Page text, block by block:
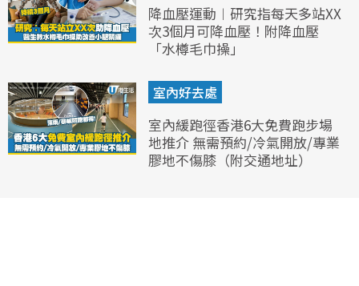
降血壓運動︱研究指每天多站XX
次3個月可降血壓！附降血壓
「水樽毛巾操」
室內好去處
室內緩跑徑香港6大免費跑步場
地推介 無需預約/冷氣開放/專業
膠地不傷膝（附交通地址）